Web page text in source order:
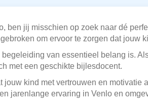
ben jij misschien op zoek naar dé
om ervoor te zorgen dat jouw
van essentieel belang is.
met een geschikte bijlesdocent.
kind met vertrouwen en motivatie
jarenlange ervaring in Venlo en